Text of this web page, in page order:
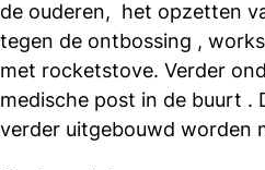
de ouderen, het opzetten
tegen de ontbossing ,
met rocketstove. Verder
medische post in de buurt .
verder uitgebouwd worden